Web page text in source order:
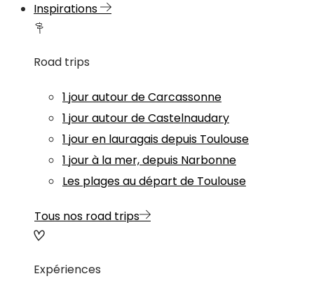
Inspirations
Road trips
1 jour autour de Carcassonne
1 jour autour de Castelnaudary
1 jour en lauragais depuis Toulouse
1 jour à la mer, depuis Narbonne
Les plages au départ de Toulouse
Tous nos road trips
Expériences